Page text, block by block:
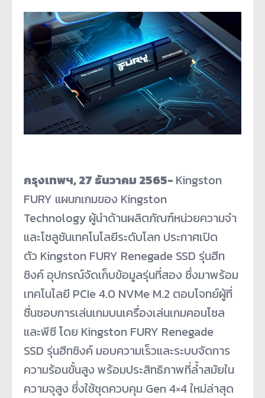
กรุงเทพฯ, 27 ธันวาคม 2565- Kingston
FURY แผนกเกมของ Kingston
Technology ผู้นำด้านผลิตภัณฑ์หน่วยความจำ
และโซลูชันเทคโนโลยีระดับโลก ประกาศเปิด
ตัว Kingston FURY Renegade SSD รุ่นฮีท
ซิงค์ อุปกรณ์จัดเก็บข้อมูลรุ่นที่สอง ซึ่งมาพร้อม
เทคโนโลยี PCIe 4.0 NVMe M.2 ตอบโจทย์ผู้ที่
ชื่นชอบการเล่นเกมบนเครื่องเล่นเกมคอนโซล
และพีซี โดย Kingston FURY Renegade
SSD รุ่นฮีทซิงค์ มอบความเร็วและระบบจัดการ
ความร้อนขั้นสูง พร้อมประสิทธิภาพที่ล้ำสมัยใน
ความจุสูง ซึ่งใช้ชุดควบคุม Gen 4×4 ใหม่ล่าสุด